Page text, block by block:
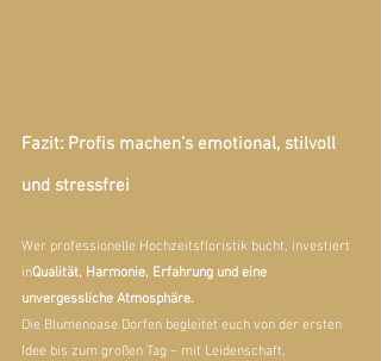
Fazit: Profis machen’s emotional, stilvoll
und stressfrei
Wer professionelle Hochzeitsfloristik bucht, investiert
inQualität, Harmonie, Erfahrung und eine
unvergessliche Atmosphäre.
Die Blumenoase Dorfen begleitet euch von der ersten
Idee bis zum großen Tag – mit Leidenschaft,